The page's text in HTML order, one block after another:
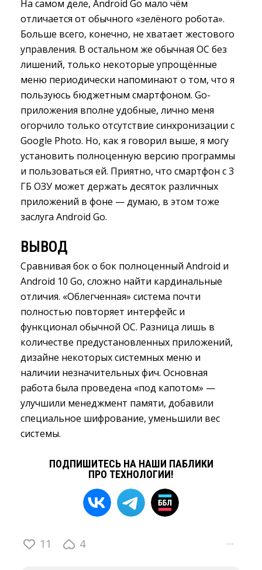
На самом деле, Android Go мало чём
отличается от обычного «зелёного робота».
Больше всего, конечно, не хватает жестового
управления. В остальном же обычная ОС без
лишений, только некоторые упрощённые
меню периодически напоминают о том, что я
пользуюсь бюджетным смартфоном. Go-
приложения вполне удобные, лично меня
огорчило только отсутствие синхронизации c
Google Photo. Но, как я говорил выше, я могу
установить полноценную версию программы
и пользоваться ей. Приятно, что смартфон с 3
ГБ ОЗУ может держать десяток различных
приложений в фоне — думаю, в этом тоже
заслуга Android Go.
ВЫВОД
Сравнивая бок о бок полноценный Android и
Android 10 Go, сложно найти кардинальные
отличия. «Облегченная» система почти
полностью повторяет интерфейс и
функционал обычной ОС. Разница лишь в
количестве предустановленных приложений,
дизайне некоторых системных меню и
наличии незначительных фич. Основная
работа была проведена «под капотом» —
улучшили менеджмент памяти, добавили
специальное шифрование, уменьшили вес
системы.
ПОДПИШИТЕСЬ НА НАШИ ПАБЛИКИ
ПРО ТЕХНОЛОГИИ!
11 4 ···